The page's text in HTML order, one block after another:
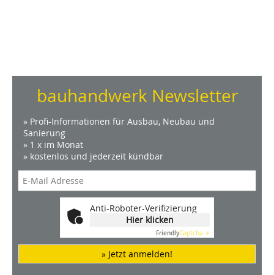
bauhandwerk Newsletter
» Profi-Informationen für Ausbau, Neubau und
Sanierung
» 1 x im Monat
» kostenlos und jederzeit kündbar
Anti-Roboter-Verifizierung
Hier klicken
FriendlyCaptcha ⇗
» Jetzt anmelden!